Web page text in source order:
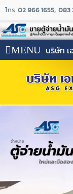
โทร 02 966 1655 083
MENU บริษัท เ